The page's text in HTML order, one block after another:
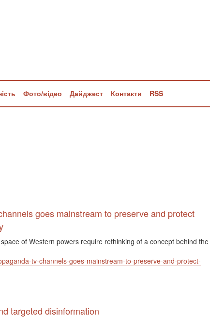
Фото/відео Дайджест Контакти RSS
goes mainstream to preserve and protect
of Western powers require rethinking of a concept behind the
tv-channels-goes-mainstream-to-preserve-and-protect-
targeted disinformation